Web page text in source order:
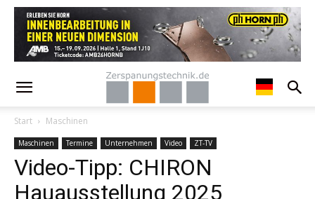
Start Maschinen
Maschinen Termine Unternehmen Video ZT-TV
Video-Tipp: CHIRON
Hauausstellung 2025